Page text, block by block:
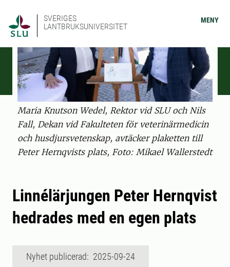
SVERIGES
LANTBRUKSUNIVERSITET
MENY
Maria Knutson Wedel, Rektor vid SLU och Nils
Fall, Dekan vid Fakulteten för veterinärmedicin
och husdjursvetenskap, avtäcker plaketten till
Peter Hernqvists plats, Foto: Mikael Wallerstedt
Linnélärjungen Peter Hernqvist
hedrades med en egen plats
Nyhet publicerad: 2025-09-24